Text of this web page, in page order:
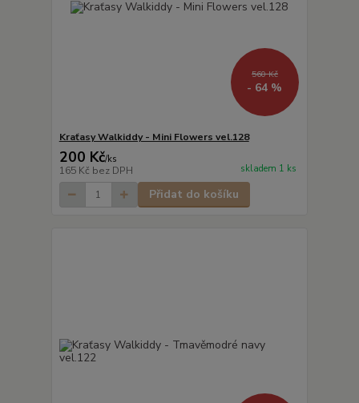
560 Kč
- 64 %
Kraťasy Walkiddy - Mini Flowers vel.128
200 Kč/ks
165 Kč bez DPH skladem 1 ks
Přidat do košíku